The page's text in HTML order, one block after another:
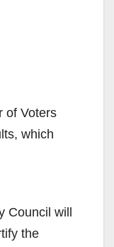
of Voters
which
Council will
the